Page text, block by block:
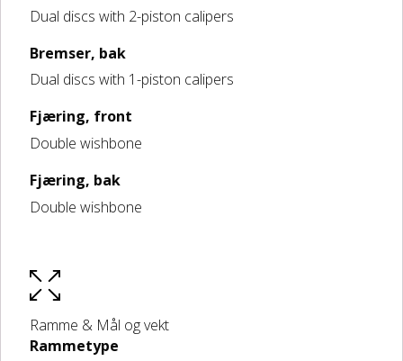
Dual discs with 2-piston calipers
Bremser, bak
Dual discs with 1-piston calipers
Fjæring, front
Double wishbone
Fjæring, bak
Double wishbone
Ramme & Mål og vekt
Rammetype